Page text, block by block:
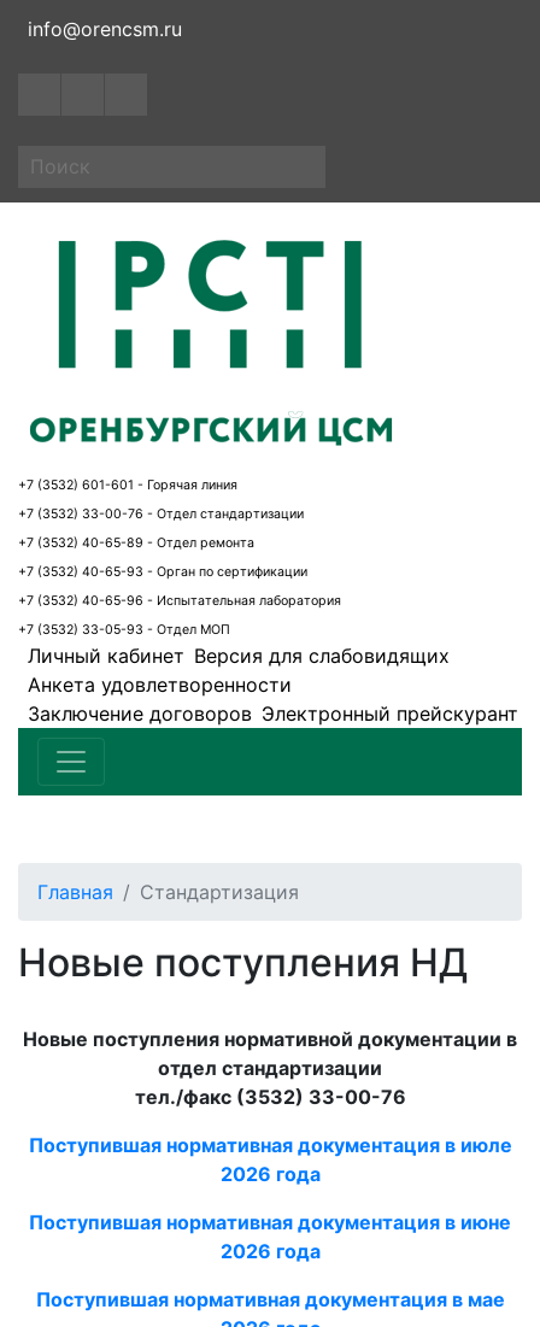
info@orencsm.ru
+7 (3532) 601-601 - Горячая линия
+7 (3532) 33-00-76 - Отдел стандартизации
+7 (3532) 40-65-89 - Отдел ремонта
+7 (3532) 40-65-93 - Орган по сертификации
+7 (3532) 40-65-96 - Испытательная лаборатория
+7 (3532) 33-05-93 - Отдел МОП
Личный кабинет Версия для слабовидящих
Анкета удовлетворенности
Заключение договоров Электронный прейскурант
Главная Стандартизация
Новые поступления НД
Новые поступления нормативной документации в
отдел стандартизации
тел./факс (3532) 33-00-76
Поступившая нормативная документация в июле
2026 года
Поступившая нормативная документация в июне
2026 года
Поступившая нормативная документация в мае